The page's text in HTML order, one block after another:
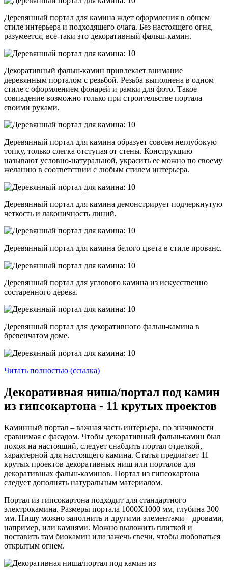
Деревянный портал для камина ждет оформления в общем
стиле интерьера и подходящего очага. Без настоящего огня,
разумеется, все-таки это декоративный фальш-камин.
Декоративный фальш-камин привлекает внимание
деревянным порталом с резьбой. Резьба выполнена в одном
стиле с оформлением фонарей и рамки для фото. Такое
совпадение возможно только при строительстве портала
своими руками.
Деревянный портал для камина образует совсем неглубокую
топку, только слегка отступая от стены. Конструкцию
называют условно-натуральной, украсить ее можно по своему
желанию в соответствии с любым стилем интерьера.
Деревянный портал для камина демонстрирует подчеркнутую
четкость и лаконичность линий.
Деревянный портал для камина белого цвета в стиле прованс.
Деревянный портал для углового камина из искусственно
состаренного дерева.
Деревянный портал для декоративного фальш-камина в
бревенчатом доме.
Читать полностью (ссылка)
Декоративная ниша/портал под камин
из гипсокартона - 11 крутых проектов
Каминный портал – важная часть интерьера, по значимости
сравнимая с фасадом. Чтобы декоративный фальш-камин был
похож на настоящий, следует снабдить портал отделкой,
характерной для настоящего камина. Статья предлагает 11
крутых проектов декоративных ниш или порталов для
декоративных фальш-каминов. Портал из гипсокартона
следует дополнять натуральным материалом.
Портал из гипсокартона подходит для стандартного
электрокамина. Размеры портала 1000Х1000 мм, глубина 300
мм. Нишу можно заполнить и другими элементами – дровами,
например, или камнями. Можно выложить плиткой и
поставить там биокамин или зажечь свечи, чтобы любоваться
открытым огнем.